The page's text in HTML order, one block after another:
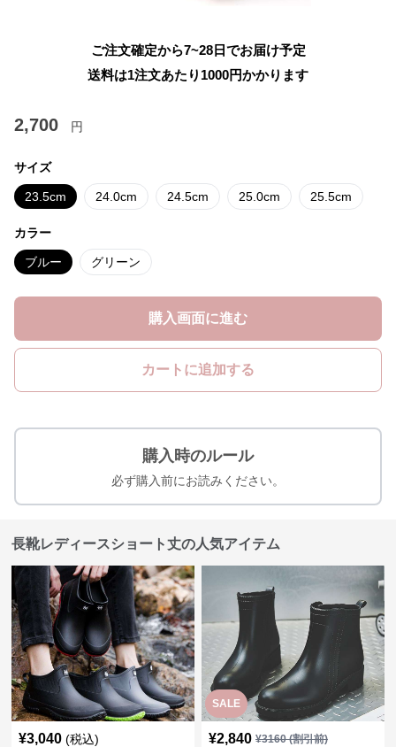
ご注文確定から7~28日でお届け予定
送料は1注文あたり 1000円かかります
2,700 円
サイズ
23.5cm 24.0cm 24.5cm 25.0cm 25.5cm
カラー
ブルー グリーン
購入画面に進む
カートに追加する
購入時のルール
必ず購入前にお読みください。
長靴レディースショート丈の人気アイテム
¥3,040 (税込)
SALE
¥2,840 ¥3160(割引前)